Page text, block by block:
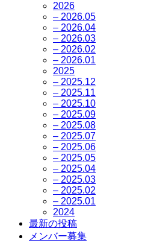
2026
– 2026.05
– 2026.04
– 2026.03
– 2026.02
– 2026.01
2025
– 2025.12
– 2025.11
– 2025.10
– 2025.09
– 2025.08
– 2025.07
– 2025.06
– 2025.05
– 2025.04
– 2025.03
– 2025.02
– 2025.01
2024
最新の投稿
メンバー募集